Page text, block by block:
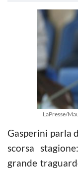
LaPresse/
Gasperini parla
scorsa
grande